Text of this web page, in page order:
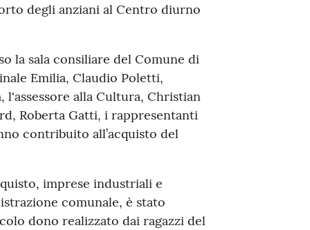
degli anziani al Centro diurno
la sala consiliare del Comune di
Emilia, Claudio Poletti,
l'assessore alla Cultura, Christian
Roberta Gatti, i rappresentanti
contribuito all’acquisto del
imprese industriali e
comunale, è stato
dono realizzato dai ragazzi del